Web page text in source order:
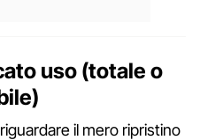
uso (totale o
il mero ripristino